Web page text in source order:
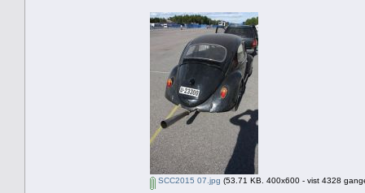
SCC2015 07.jpg (53.71 KB. 400x600 - vist 4328